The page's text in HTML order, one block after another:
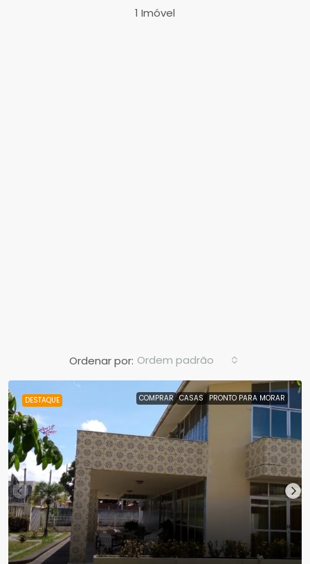
1 Imóvel
Ordenar por: Ordem padrão
DESTAQUE COMPRAR CASAS PRONTO PARA MORAR